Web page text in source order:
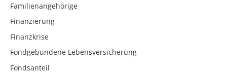
Familienangehörige
Finanzierung
Finanzkrise
Fondgebundene Lebensversicherung
Fondsanteil